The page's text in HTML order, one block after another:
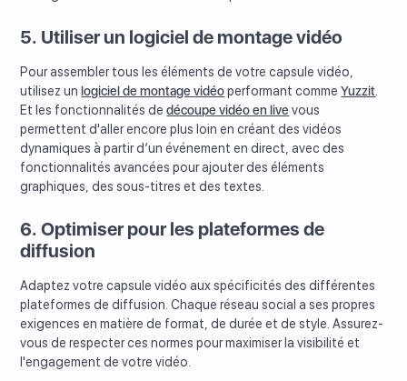
5. Utiliser un logiciel de montage vidéo
Pour assembler tous les éléments de votre capsule vidéo,
utilisez unlogiciel de montage vidéoperformant commeYuzzit
Et les fonctionnalités dedécoupe vidéo en livevous
permettent d'aller encore plus loin en créant des vidéos
dynamiques à partir d’un événement en direct, avec des
fonctionnalités avancées pour ajouter des éléments
graphiques, des sous-titres et des textes.
6. Optimiser pour les plateformes de
diffusion
Adaptez votre capsule vidéo aux spécificités des différentes
plateformes de diffusion. Chaque réseau social a ses propres
exigences en matière de format, de durée et de style. Assurez-
vous de respecter ces normes pour maximiser la visibilité et
l'engagement de votre vidéo.